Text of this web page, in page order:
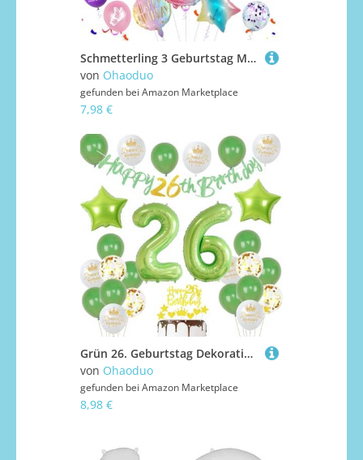
Schmetterling 3 Geburtstag Mädchen Ballon, Schmetterling Folienballon 3 Jahr Geburtstag Deko, 3 Jahr Luftballon Rosa, 3. Party Luftballon
von Ohaoduo
gefunden bei Amazon Marketplace
7,98 €
Grün 26. Geburtstag Dekoration frau ,Grün Tortendeko Geburtstag 26 Jahre mann,26 frauen mann Party Deko,Tortendeko 26. Männer frauen,Geburtstagsdeko 26 Jahre
von Ohaoduo
gefunden bei Amazon Marketplace
8,98 €